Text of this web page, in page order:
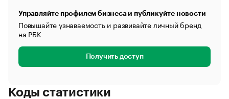
Управляйте профилем бизнеса и публикуйте новости
Повышайте узнаваемость и развивайте личный бренд
на РБК
Получить доступ
Коды статистики